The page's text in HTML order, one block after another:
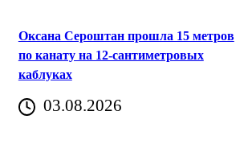
Оксана Сероштан прошла 15 метров
по канату на 12-сантиметровых
каблуках
03.08.2026